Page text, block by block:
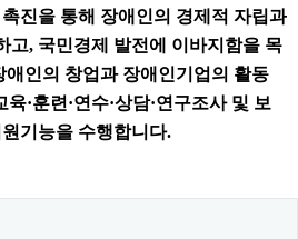
진을 통해 장애인의 경제적 자립과
고, 국민경제 발전에 이바지함을 목
애인의 창업과 장애인기업의 활동
·훈련·연수·상담·연구조사 및 보
기능을 수행합니다.